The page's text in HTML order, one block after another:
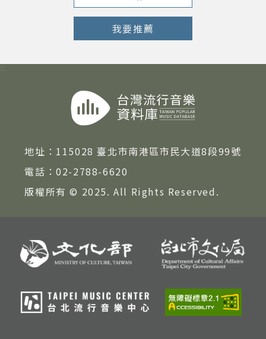
我要推薦
:::
地址： 115028 臺北市南港區市民大道8段99號
電話：02-2788-6620
版權所有 © 2025. All Rights Reserved.